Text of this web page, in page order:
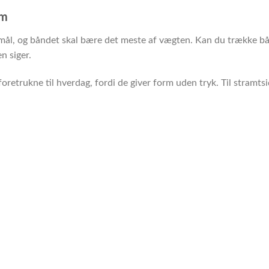
og båndet skal bære det meste af vægten. Kan du trække
siger.
til hverdag, fordi de giver form uden tryk. Til